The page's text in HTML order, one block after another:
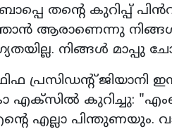
തന്റെ കുറിപ്പ്
ആരാണെന്നു
നിങ്ങൾ മാപ്പു
പ്രസിഡന്റ് ജിയാനി
കുറിച്ചു:
എല്ലാ പിന്തുണയും.